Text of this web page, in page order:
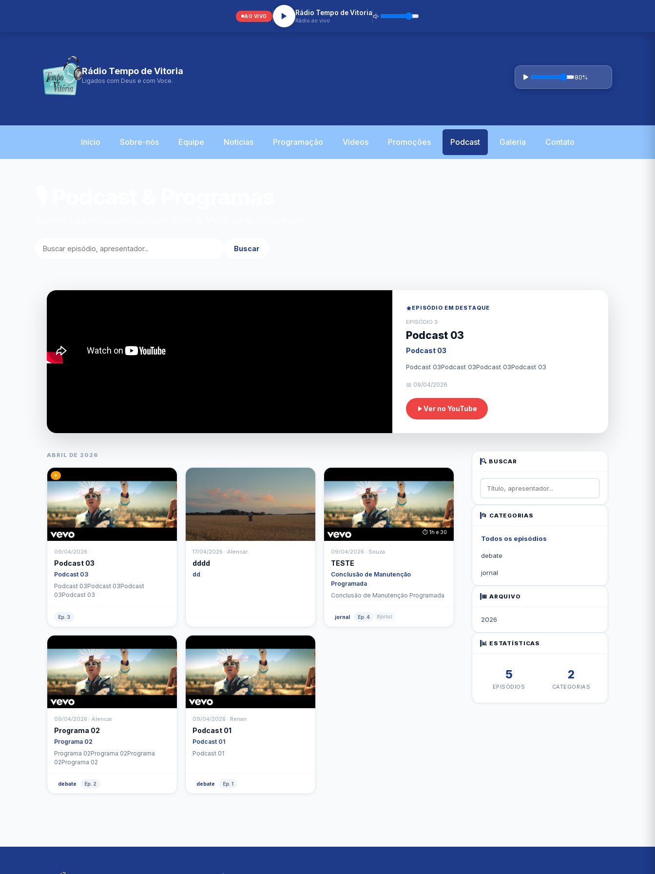
AO VIVO Rádio Tempo de Vitoria
Rádio ao vivo
Rádio Tempo de Vitoria
Ligados com Deus e com Voce. 80%
Início Sobre-nós Equipe Noticias Programação Vídeos Promoções Podcast Galeria Contato
Buscar
EPISÓDIO EM DESTAQUE
EPISÓDIO 3
Podcast 03
Podcast 03
Podcast 03Podcast 03Podcast 03Podcast 03
📅 09/04/2026
Ver no YouTube
ABRIL DE 2026
⭐
09/04/2026
Podcast 03
Podcast 03
Podcast 03Podcast 03Podcast
03Podcast 03
Ep. 3
17/04/2026 · Alencar
dddd
dd
⏱ 1h e 30
09/04/2026 · Souza
TESTE
Conclusão de Manutenção
Programada
Conclusão de Manutenção Programada
jornal Ep. 4 #jornal
09/04/2026 · Alencar
Programa 02
Programa 02
Programa 02Programa 02Programa
02Programa 02
debate Ep. 2
09/04/2026 · Renan
Podcast 01
Podcast 01
Podcast 01
debate Ep. 1
🔍 BUSCAR
📂 CATEGORIAS
Todos os episódios
debate
jornal
📅 ARQUIVO
2026
📊 ESTATÍSTICAS
5
EPISÓDIOS
2
CATEGORIAS